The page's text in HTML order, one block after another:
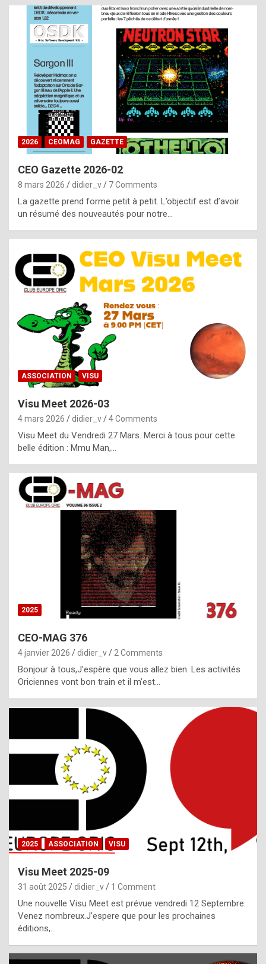
o
m
m
a
y
b
e
b
y
g
e
n
u
i
n
e
R
o
p
l
c
h
i
s
t
o
r
p
e
c
i
l
,
g
h
t
f
2026 CEOMAG GAZETTE
CEO Gazette 2026-02
8 mars 2026 didier_v 7 Comments
La gazette prend forme petit à petit. L’objectif est d’avoir
un résumé des nouveautés pour notre…
ASSOCIATION VISU
Visu Meet 2026-03
4 mars 2026 didier_v 4 Comments
Visu Meet du Vendredi 27 Mars. Merci à tous pour cette
belle édition : Mmu Man,…
2025
CEO-MAG 376
4 janvier 2026 didier_v 2 Comments
Bonjour à tous,J’espère que vous allez bien. Les activités
Oriciennes vont bon train et il m’est…
2025 ASSOCIATION VISU
Visu Meet 2025-09
31 août 2025 didier_v 1 Comment
Une nouvelle Visu Meet est prévue vendredi 12 Septembre.
Venez nombreux.J’espere que pour les prochaines
éditions,…